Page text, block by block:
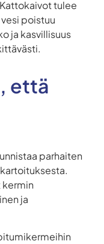
tulee
poistuu
ja kasvillisuus
että
parhaiten
kermin
ja